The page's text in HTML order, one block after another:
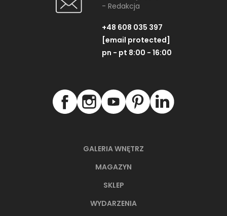
GALERIA WNĘTRZ
MAGAZYN
SKLEP
WYDARZENIA
- Redakcja
+48 608 035 397
[email protected]
pn - pt 8:00 - 16:00